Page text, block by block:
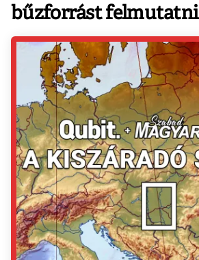
bűzforrást felmutatni